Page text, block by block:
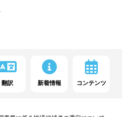
翻訳 新着情報 コンテンツ